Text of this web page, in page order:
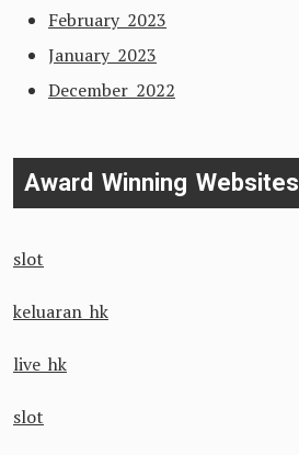
February 2023
January 2023
December 2022
Award Winning Websites
slot
keluaran hk
live hk
slot